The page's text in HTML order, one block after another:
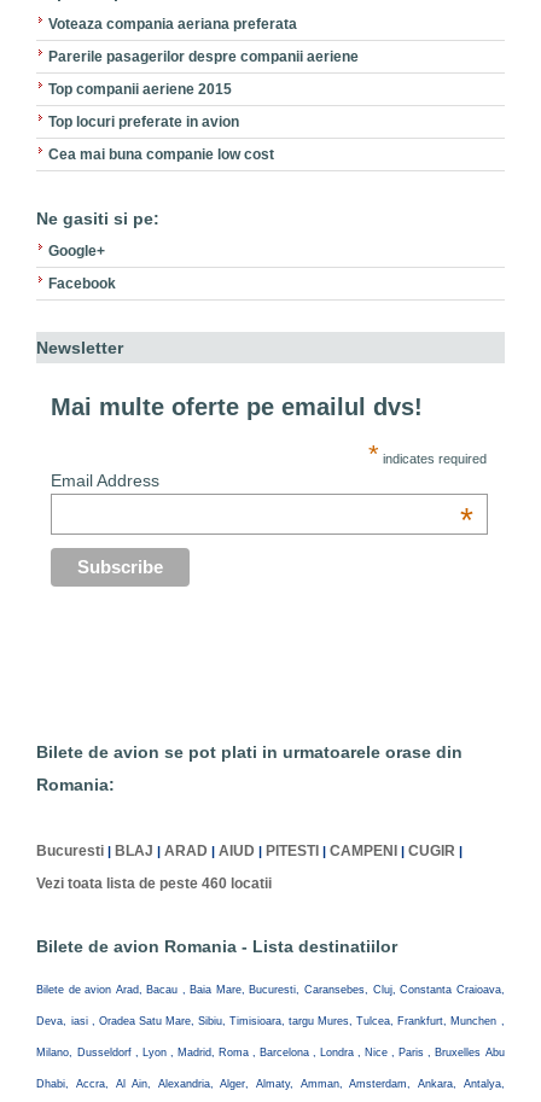
Voteaza compania aeriana preferata
Parerile pasagerilor despre companii aeriene
Top companii aeriene 2015
Top locuri preferate in avion
Cea mai buna companie low cost
Ne gasiti si pe:
Google+
Facebook
Newsletter
Mai multe oferte pe emailul dvs!
* indicates required
Email Address
*
Bilete de avion se pot plati in urmatoarele orase din
Romania:
Bucuresti BLAJ |ARAD |AIUD PITESTI |CAMPENI |CUGIR
Vezi toata lista de peste 460 locatii
Bilete de avion Romania - Lista destinatiilor
Bilete de avion Arad, Bacau , Baia Mare, Bucuresti, Caransebes, Cluj, Constanta Craioava,
Deva, iasi , Oradea Satu Mare, Sibiu, Timisioara, targu Mures, Tulcea, Frankfurt, Munchen ,
Milano, Dusseldorf , Lyon , Madrid, Roma , Barcelona , Londra , Nice , Paris , Bruxelles Abu
Dhabi, Accra, Al Ain, Alexandria, Alger, Almaty, Amman, Amsterdam, Ankara, Antalya,